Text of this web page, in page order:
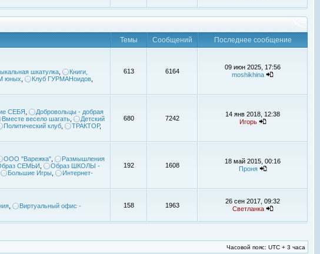
Темы Сообщений
Последнее сообщение
шкатулка
Книги,
юных Клуб ГУРМАНоидов
613 6164
09 июн 2025, 17:56
moshikhina
СЕБЯ
Добровольцы - добрая
Вместе весело шагать
Детский
Политический клуб ТРАКТОР,
680 7242
14 янв 2018, 12:38
Игорь
ООО "Варежка"
Размышления
СЕМЬИ
Образ ШКОЛЫ -
Большие Игры
Интернет-
192 1608
18 май 2015, 00:16
Проня
Виртуальный офис -
158 1963
26 сен 2017, 09:32
Светланка
Часовой пояс: UTC + 3 часа